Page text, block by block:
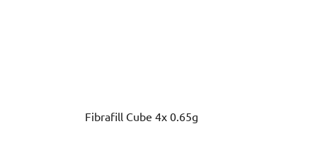
Fibrafill Cube 4x 0.65g